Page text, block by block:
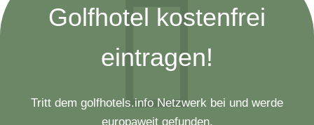
Golfhotel kostenfrei
eintragen!
Tritt dem golfhotels.info Netzwerk bei und werde
europaweit gefunden.